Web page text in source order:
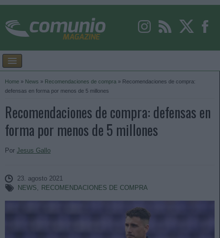
Home » News » Recomendaciones de compra » Recomendaciones de compra:
defensas en forma por menos de 5 millones
Recomendaciones de compra: defensas en
forma por menos de 5 millones
Por Jesus Gallo
23. agosto 2021
NEWS, RECOMENDACIONES DE COMPRA